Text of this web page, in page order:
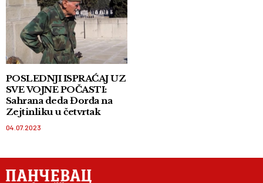
POSLEDNJI ISPRAĆAJ UZ
SVE VOJNE POČASTI:
Sahrana deda Đorđa na
Zejtinliku u četvrtak
04.07.2023